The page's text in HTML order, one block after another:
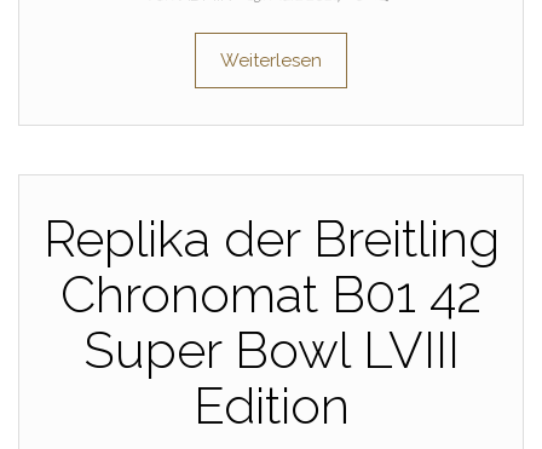
Weiterlesen
Replika der Breitling
Chronomat B01 42
Super Bowl LVIII
Edition